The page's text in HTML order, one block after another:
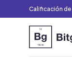
Calificación